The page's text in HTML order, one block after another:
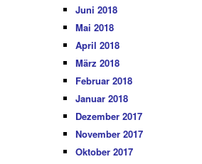
Juni 2018
Mai 2018
April 2018
März 2018
Februar 2018
Januar 2018
Dezember 2017
November 2017
Oktober 2017